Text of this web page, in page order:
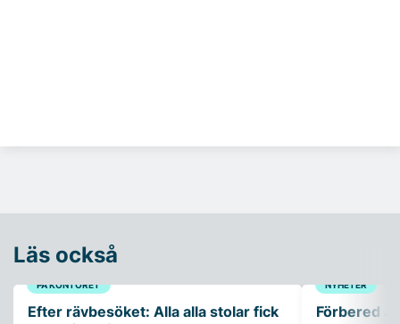
Läs också
PÅ KONTORET
Efter rävbesöket: Alla alla stolar fick
NYHETER
Förbered